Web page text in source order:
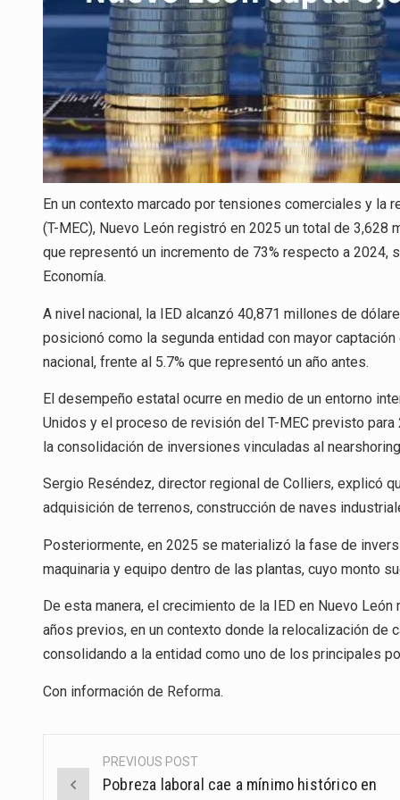
En un contexto marcado por tensiones comerciales y la
(T-MEC), Nuevo León registró en 2025 un total de
que representó un incremento de 73% respecto a
Economía.
A nivel nacional, la IED alcanzó 40,871 millones de
posicionó como la segunda entidad con mayor
nacional, frente al 5.7% que representó un año antes.
El desempeño estatal ocurre en medio de un entorno
Unidos y el proceso de revisión del T-MEC previsto
la consolidación de inversiones vinculadas al
Sergio Reséndez, director regional de Colliers, explicó
adquisición de terrenos, construcción de naves
Posteriormente, en 2025 se materializó la fase de
maquinaria y equipo dentro de las plantas, cuyo monto
De esta manera, el crecimiento de la IED en Nuevo
años previos, en un contexto donde la relocalización de
consolidando a la entidad como uno de los principales
Con información de Reforma.
Post
PREVIOUS POST
Pobreza laboral cae a mínimo histórico en